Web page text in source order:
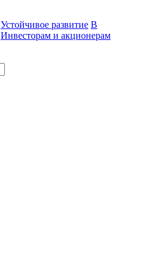
Устойчивое развитие В
Инвесторам и акционерам